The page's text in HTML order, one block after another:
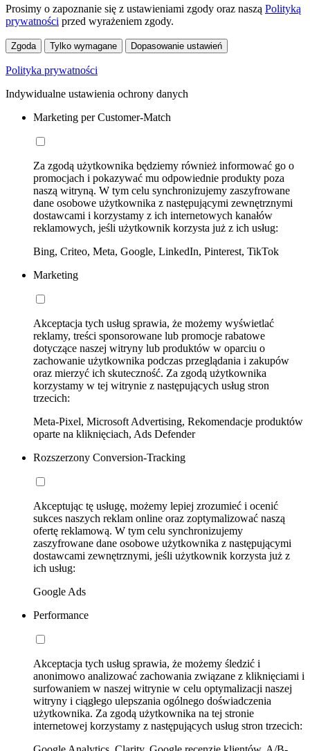
Prosimy o zapoznanie się z ustawieniami zgody oraz naszą Polityką
prywatności przed wyrażeniem zgody.
Zgoda Tylko wymagane Dopasowanie ustawień
Polityka prywatności
Indywidualne ustawienia ochrony danych
Marketing per Customer-Match
Za zgodą użytkownika będziemy również informować go o
promocjach i pokazywać mu odpowiednie produkty poza
naszą witryną. W tym celu synchronizujemy zaszyfrowane
dane osobowe użytkownika z następującymi zewnętrznymi
dostawcami i korzystamy z ich internetowych kanałów
reklamowych, jeśli użytkownik korzysta już z ich usług:
Bing, Criteo, Meta, Google, LinkedIn, Pinterest, TikTok
Marketing
Akceptacja tych usług sprawia, że możemy wyświetlać
reklamy, treści sponsorowane lub promocje rabatowe
dotyczące naszej witryny lub produktów w oparciu o
zachowanie użytkownika podczas przeglądania i zakupów
oraz mierzyć ich skuteczność. Za zgodą użytkownika
korzystamy w tej witrynie z następujących usług stron
trzecich:
Meta-Pixel, Microsoft Advertising, Rekomendacje produktów
oparte na kliknięciach, Ads Defender
Rozszerzony Conversion-Tracking
Akceptując tę usługę, możemy lepiej zrozumieć i ocenić
sukces naszych reklam online oraz zoptymalizować naszą
ofertę reklamową. W tym celu synchronizujemy
zaszyfrowane dane osobowe użytkownika z następującymi
dostawcami zewnętrznymi, jeśli użytkownik korzysta już z
ich usług:
Google Ads
Performance
Akceptacja tych usług sprawia, że możemy śledzić i
anonimowo analizować zachowania związane z kliknięciami i
surfowaniem w naszej witrynie w celu optymalizacji naszej
witryny i ciągłego ulepszania ogólnego doświadczenia
użytkownika. Za zgodą użytkownika na tej stronie
internetowej korzystamy z następujących usług stron trzecich: